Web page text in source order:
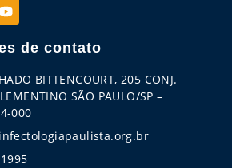
de contato
BITTENCOURT, 205 CONJ.
SÃO PAULO/SP –
000